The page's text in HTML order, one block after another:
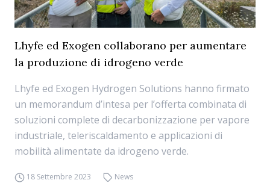
Lhyfe ed Exogen collaborano per aumentare
la produzione di idrogeno verde
Lhyfe ed Exogen Hydrogen Solutions hanno firmato
un memorandum d’intesa per l’offerta combinata di
soluzioni complete di decarbonizzazione per vapore
industriale, teleriscaldamento e applicazioni di
mobilità alimentate da idrogeno verde.
18 Settembre 2023 News